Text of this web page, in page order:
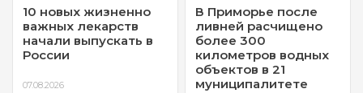
10 новых жизненно
важных лекарств
начали выпускать в
России
07.08.2026
В Приморье после
ливней расчищено
более 300
километров водных
объектов в 21
муниципалитете